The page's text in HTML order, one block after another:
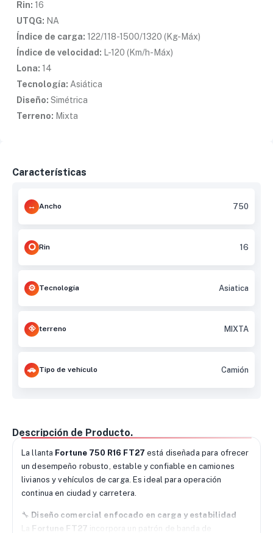
Rin: 16
UTQG: NA
Índice de carga: 122/118-1500/1320 (Kg-Máx)
Índice de velocidad: L-120 (Km/h-Máx)
Lona: 14
Tecnología: Asiática
Diseño: Simétrica
Terreno: Mixta
Características
Ancho 750
Rin 16
Tecnología Asiatica
terreno MIXTA
Tipo de vehículo Camión
Descripción de Producto.
La llanta Fortune 750 R16 FT27 está diseñada para ofrecer
un desempeño robusto, estable y confiable en camiones
livianos y vehículos de carga. Es ideal para operación
continua en ciudad y carretera.
🔧 Diseño comercial enfocado en carga y estabilidad
Fortune FT27 incorpora un patrón de banda de